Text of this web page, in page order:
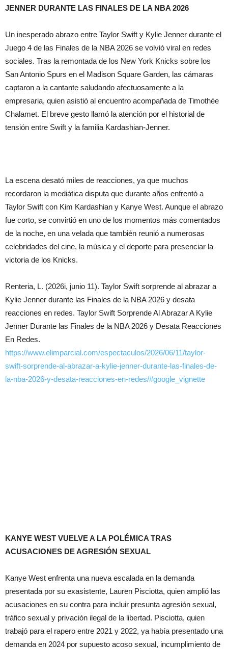
JENNER DURANTE LAS FINALES DE LA NBA 2026
Un inesperado abrazo entre Taylor Swift y Kylie Jenner durante el
Juego 4 de las Finales de la NBA 2026 se volvió viral en redes
sociales. Tras la remontada de los New York Knicks sobre los
San Antonio Spurs en el Madison Square Garden, las cámaras
captaron a la cantante saludando afectuosamente a la
empresaria, quien asistió al encuentro acompañada de Timothée
Chalamet. El breve gesto llamó la atención por el historial de
tensión entre Swift y la familia Kardashian-Jenner.
La escena desató miles de reacciones, ya que muchos
recordaron la mediática disputa que durante años enfrentó a
Taylor Swift con Kim Kardashian y Kanye West. Aunque el abrazo
fue corto, se convirtió en uno de los momentos más comentados
de la noche, en una velada que también reunió a numerosas
celebridades del cine, la música y el deporte para presenciar la
victoria de los Knicks.
Renteria, L. (2026i, junio 11). Taylor Swift sorprende al abrazar a
Kylie Jenner durante las Finales de la NBA 2026 y desata
reacciones en redes. Taylor Swift Sorprende Al Abrazar A Kylie
Jenner Durante las Finales de la NBA 2026 y Desata Reacciones
En Redes.
https://www.elimparcial.com/espectaculos/2026/06/11/taylor-
swift-sorprende-al-abrazar-a-kylie-jenner-durante-las-finales-de-
la-nba-2026-y-desata-reacciones-en-redes/#google_vignette
KANYE WEST VUELVE A LA POLÉMICA TRAS
ACUSACIONES DE AGRESIÓN SEXUAL
Kanye West enfrenta una nueva escalada en la demanda
presentada por su exasistente, Lauren Pisciotta, quien amplió las
acusaciones en su contra para incluir presunta agresión sexual,
tráfico sexual y privación ilegal de la libertad. Pisciotta, quien
trabajó para el rapero entre 2021 y 2022, ya había presentado una
demanda en 2024 por supuesto acoso sexual, incumplimiento de